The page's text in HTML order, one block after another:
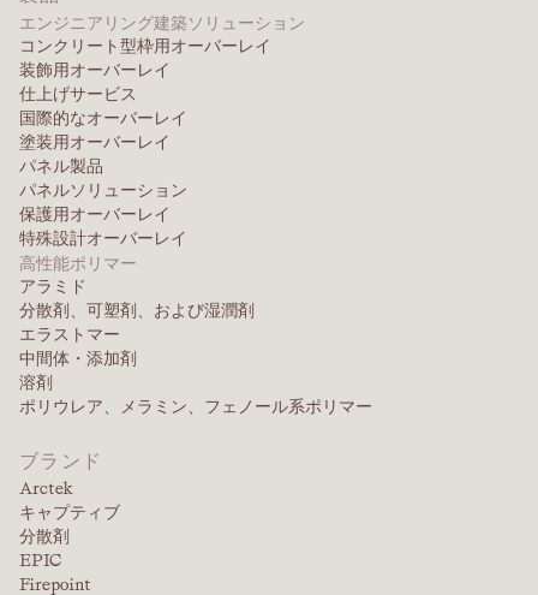
エンジニアリング建築ソリューション
コンクリート型枠用オーバーレイ
装飾用オーバーレイ
仕上げサービス
国際的なオーバーレイ
塗装用オーバーレイ
パネル製品
パネルソリューション
保護用オーバーレイ
特殊設計オーバーレイ
高性能ポリマー
アラミド
分散剤、可塑剤、および湿潤剤
エラストマー
中間体・添加剤
溶剤
ポリウレア、メラミン、フェノール系ポリマー
ブランド
Arctek
キャプティブ
分散剤
EPIC
Firepoint